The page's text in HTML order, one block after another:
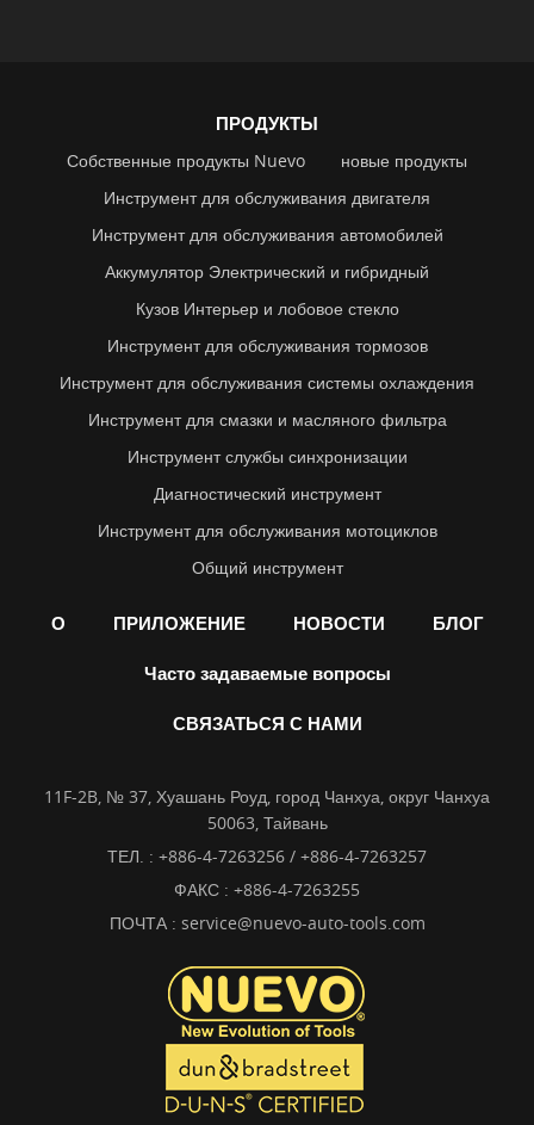
ПРОДУКТЫ
Собственные продукты Nuevo
новые продукты
Инструмент для обслуживания двигателя
Инструмент для обслуживания автомобилей
Аккумулятор Электрический и гибридный
Кузов Интерьер и лобовое стекло
Инструмент для обслуживания тормозов
Инструмент для обслуживания системы охлаждения
Инструмент для смазки и масляного фильтра
Инструмент службы синхронизации
Диагностический инструмент
Инструмент для обслуживания мотоциклов
Общий инструмент
О ПРИЛОЖЕНИЕ НОВОСТИ БЛОГ
Часто задаваемые вопросы
СВЯЗАТЬСЯ С НАМИ
11F-2B, № 37, Хуашань Роуд, город Чанхуа, округ Чанхуа
50063, Тайвань
ТЕЛ. : +886-4-7263256 / +886-4-7263257
ФАКС : +886-4-7263255
ПОЧТА : service@nuevo-auto-tools.com